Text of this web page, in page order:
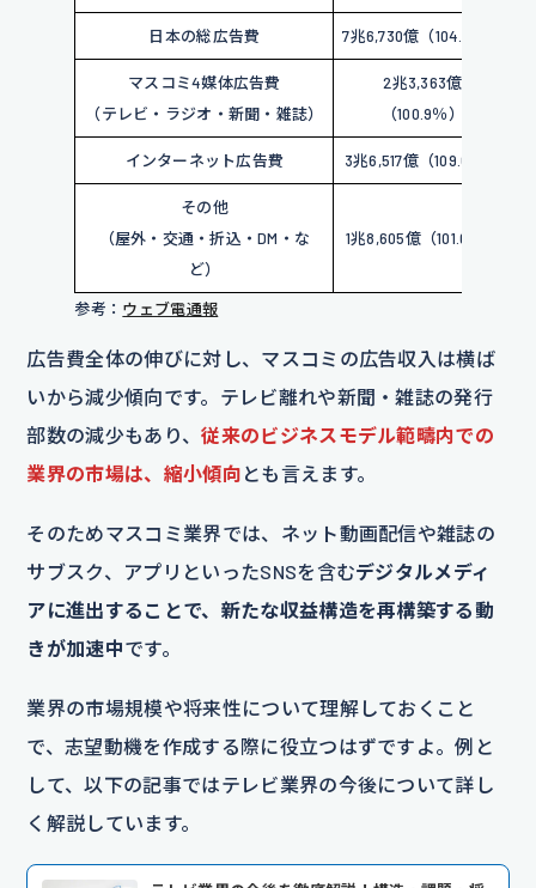
日本の総広告費 7兆6,730億（104.9％）
マスコミ4媒体広告費
（テレビ・ラジオ・新聞・雑誌）
2兆3,363億
（100.9％）
インターネット広告費 3兆6,517億（109.6％）
その他
（屋外・交通・折込・DM・な
ど）
1兆8,605億（101.0％）
参考： ウェブ電通報
広告費全体の伸びに対し、マスコミの広告収入は横ば
いから減少傾向です。テレビ離れや新聞・雑誌の発行
部数の減少もあり、従来のビジネスモデル範疇内での
業界の市場は、縮小傾向 とも言えます。
そのためマスコミ業界では、ネット動画配信や雑誌の
サブスク、アプリといったSNSを含むデジタルメディ
アに進出することで、新たな収益構造を再構築する動
きが加速中です。
業界の市場規模や将来性について理解しておくこと
で、志望動機を作成する際に役立つはずですよ。例と
して、以下の記事ではテレビ業界の今後について詳し
く解説しています。